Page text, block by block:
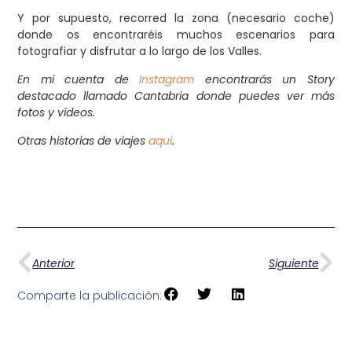
Y por supuesto, recorred la zona (necesario coche)
donde os encontraréis muchos escenarios para
fotografiar y disfrutar a lo largo de los Valles.
En mi cuenta deInstagram encontrarás un Story
destacado llamado Cantabria donde puedes ver más
fotos y vídeos.
Otras historias de viajesaquí.
Anterior Siguiente
Comparte la publicación: